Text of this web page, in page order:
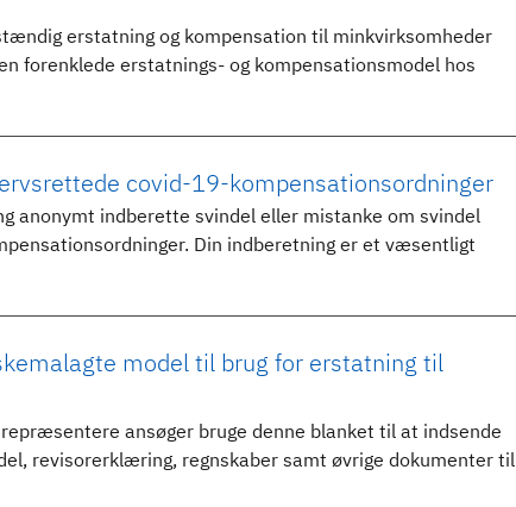
erstatning og kompensation til minkvirksomheder
forenklede erstatnings- og kompensationsmodel hos
covid-19-kompensationsordninger
anonymt indberette svindel eller mistanke om svindel
Din indberetning er et væsentligt
model til brug for erstatning til
ansøger bruge denne blanket til at indsende
revisorerklæring, regnskaber samt øvrige dokumenter til